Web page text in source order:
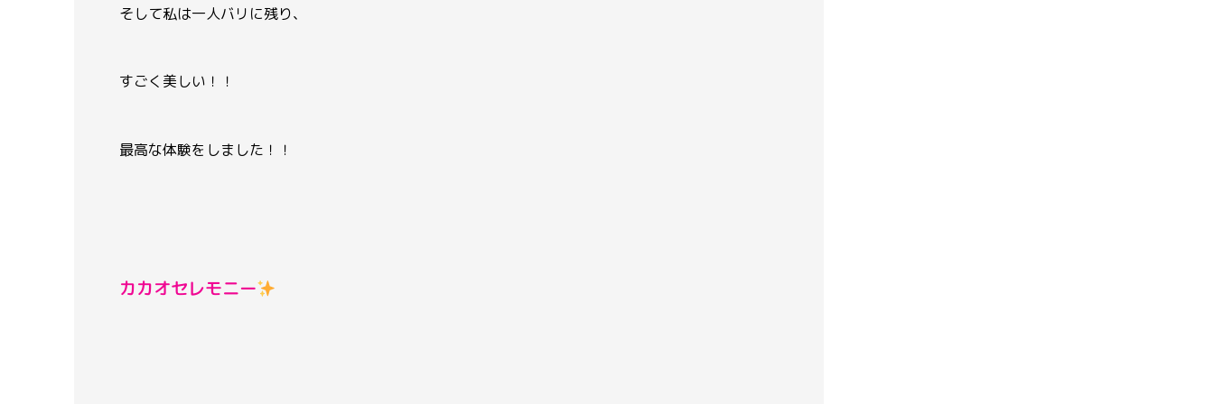
そして私は一人バリに残り、
すごく美しい！！
最高な体験をしました！！
カカオセレモニー